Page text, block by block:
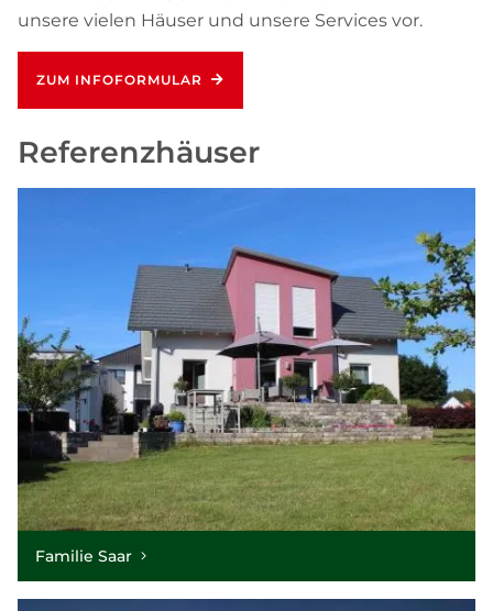
unsere vielen Häuser und unsere Services vor.
ZUM INFOFORMULAR
Referenzhäuser
Familie Saar